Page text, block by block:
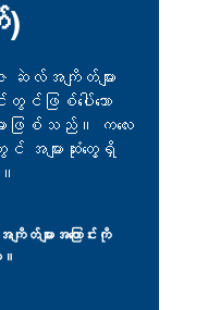
)
ဆဲလ်အကျိတ်များ
င်ဖြစ်ပေါ်သော
ဖြစ်သည်။ ကလေး
အများဆုံးတွေ့ရှိ
တ်များအကြောင်းကို